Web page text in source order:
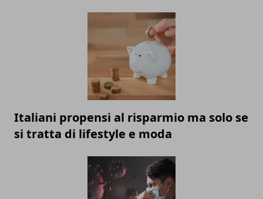
Italiani propensi al risparmio ma solo se
si tratta di lifestyle e moda